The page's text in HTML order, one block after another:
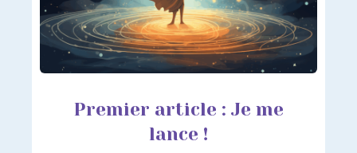
Premier article : Je me
lance !